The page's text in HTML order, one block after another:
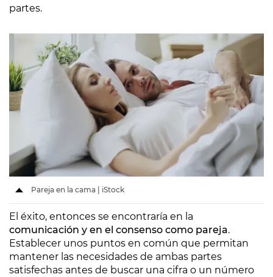
partes.
Pareja en la cama | iStock
El éxito, entonces se encontraría en la
comunicación y en el consenso como pareja.
Establecer unos puntos en común que permitan
mantener las necesidades de ambas partes
satisfechas antes de buscar una cifra o un número